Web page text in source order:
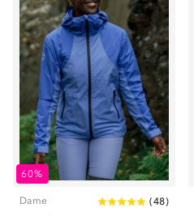
60%
Dame (48)